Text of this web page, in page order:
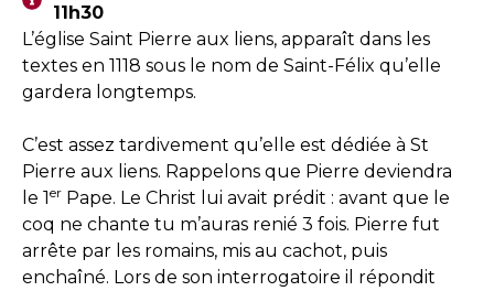
11h30
L’église Saint Pierre aux liens, apparaît dans les
textes en 1118 sous le nom de Saint-Félix qu’elle
gardera longtemps.
C’est assez tardivement qu’elle est dédiée à St
Pierre aux liens. Rappelons que Pierre deviendra
le 1er Pape. Le Christ lui avait prédit : avant que le
coq ne chante tu m’auras renié 3 fois. Pierre fut
arrête par les romains, mis au cachot, puis
enchaîné. Lors de son interrogatoire il répondit